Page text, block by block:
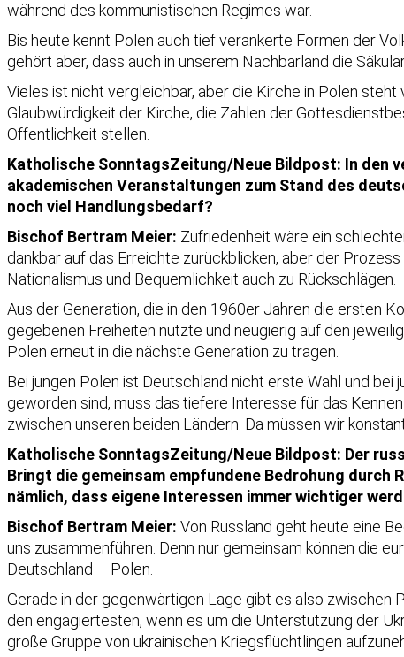
während des kommunistischen Regimes war.
Bis heute kennt Polen auch tief verankerte Formen der
gehört aber, dass auch in unserem Nachbarland die
Vieles ist nicht vergleichbar, aber die Kirche in Polen
Glaubwürdigkeit der Kirche, die Zahlen der
Öffentlichkeit stellen.
Katholische SonntagsZeitung/Neue Bildpost: In den
akademischen Veranstaltungen zum Stand des
noch viel Handlungsbedarf?
Bischof Bertram Meier: Zufriedenheit wäre ein
dankbar auf das Erreichte zurückblicken, aber der
Nationalismus und Bequemlichkeit auch zu Rückschlägen.
Aus der Generation, die in den 1960er Jahren die ersten
gegebenen Freiheiten nutzte und neugierig auf den
Polen erneut in die nächste Generation zu tragen.
Bei jungen Polen ist Deutschland nicht erste Wahl und
geworden sind, muss das tiefere Interesse für das
zwischen unseren beiden Ländern. Da müssen wir
Katholische SonntagsZeitung/Neue Bildpost: Der
Bringt die gemeinsam empfundene Bedrohung durch
nämlich, dass eigene Interessen immer wichtiger
Bischof Bertram Meier: Von Russland geht heute eine
uns zusammenführen. Denn nur gemeinsam können die
Deutschland – Polen.
Gerade in der gegenwärtigen Lage gibt es also zwischen
den engagiertesten, wenn es um die Unterstützung der
große Gruppe von ukrainischen Kriegsflüchtlingen